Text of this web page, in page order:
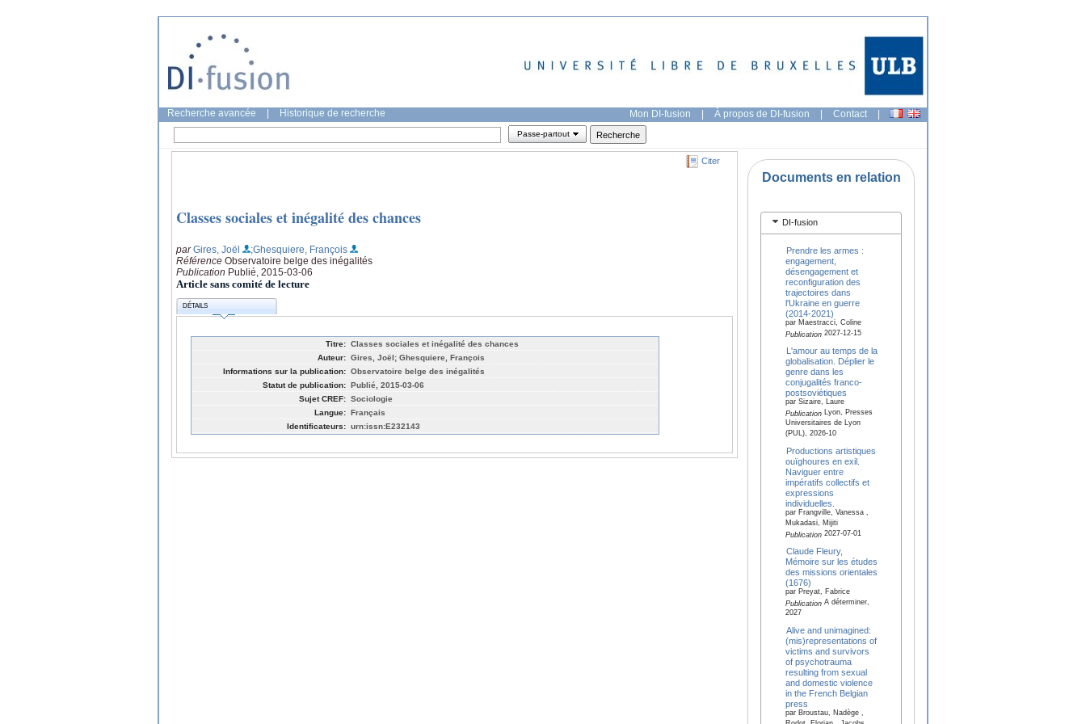
Recherche avancée Historique de recherche Mon DI-fusion | À propos de DI-fusion | Contact |
Passe-partout
Citer
Classes sociales et inégalité des chances
parGires, Joël
;Ghesquiere, François
Référence Observatoire belge des inégalités
Publication Publié, 2015-03-06
Article sans comité de lecture
DÉTAILS
Titre: Classes sociales et inégalité des chances
Auteur: Gires, Joël; Ghesquiere, François
Informations sur la publication: Observatoire belge des inégalités
Statut de publication: Publié, 2015-03-06
Sujet CREF: Sociologie
Langue: Français
Identificateurs: urn:issn:E232143
Documents en relation
DI-fusion
Prendre les armes :
engagement,
désengagement et
reconfiguration des
trajectoires dans
l'Ukraine en guerre
(2014-2021)
par Maestracci, Coline
Publication2027-12-15
L'amour au temps de la
globalisation. Déplier le
genre dans les
conjugalités franco-
postsoviétiques
par Sizaire, Laure
PublicationLyon, Presses
Universitaires de Lyon
(PUL), 2026-10
Productions artistiques
ouïghoures en exil.
Naviguer entre
impératifs collectifs et
expressions
individuelles.
par Frangville, Vanessa ,
Mukadasi, Mijiti
Publication2027-07-01
Claude Fleury,
Mémoire sur les études
des missions orientales
(1676)
par Preyat, Fabrice
PublicationA déterminer,
2027
Alive and unimagined:
(mis)representations of
victims and survivors
of psychotrauma
resulting from sexual
and domestic violence
in the French Belgian
press
par Broustau, Nadège ,